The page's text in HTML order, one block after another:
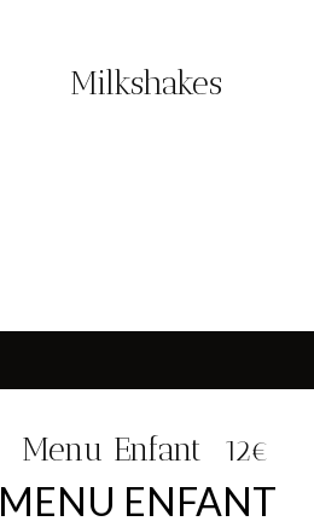
Milkshakes
Menu Enfant 12€
MENU ENFANT